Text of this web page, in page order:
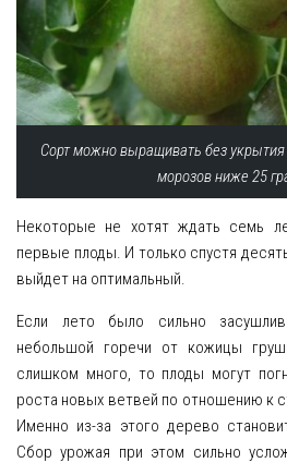
Сорт можно выращивать без укрытия
морозов ниже 25
Некоторые не хотят ждать семь
первые плоды. И только спустя
выйдет на оптимальный.
Если лето было сильно
небольшой горечи от кожицы
слишком много, то плоды могут
роста новых ветвей по отношению к
Именно из-за этого дерево
Сбор урожая при этом сильно